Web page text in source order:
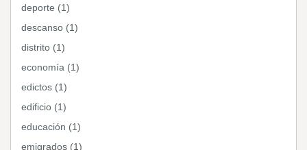
deporte (1)
descanso (1)
distrito (1)
economía (1)
edictos (1)
edificio (1)
educación (1)
emigrados (1)